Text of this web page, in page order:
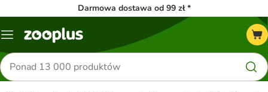
Darmowa dostawa od 99 zł *
Menu
Szukaj
produktów